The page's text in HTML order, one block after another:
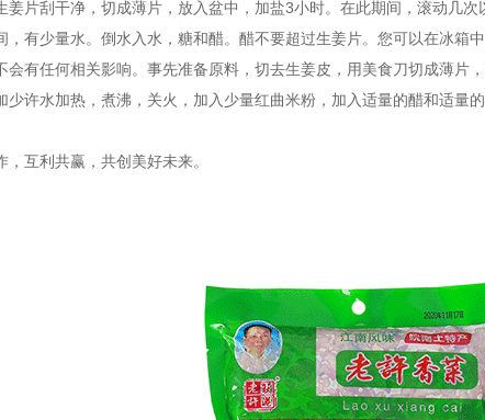
姜片刮干净，切成薄片，放入盆中，加盐3小时。在此期间，滚动几
，有少量水。倒水入水，糖和醋。醋不要超过生姜片。您可以在冰箱
会有任何相关影响。事先准备原料，切去生姜皮，用美食刀切成薄片
少许水加热，煮沸，关火，加入少量红曲米粉，加入适量的醋和适量
互利共赢，共创美好未来。